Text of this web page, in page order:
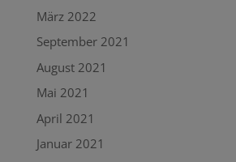
März 2022
September 2021
August 2021
Mai 2021
April 2021
Januar 2021